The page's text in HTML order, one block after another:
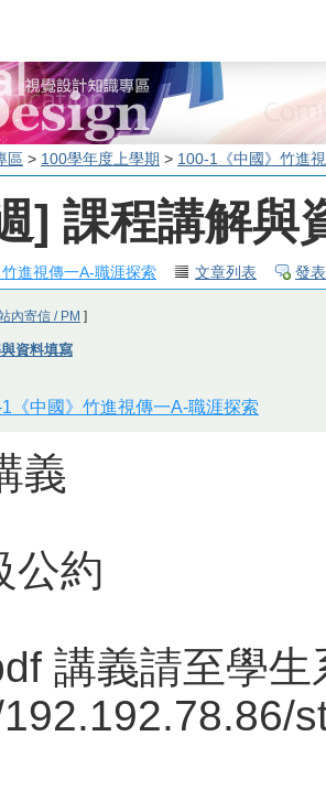
區 > 100學年度上學期 > 100-1《中國》竹進
] 課程講解與
進視傳一A-職涯探索 文章列表 發
內寄信 / PM ]
資料填寫
《中國》竹進視傳一A-職涯探索
義
公約
講義請至學生